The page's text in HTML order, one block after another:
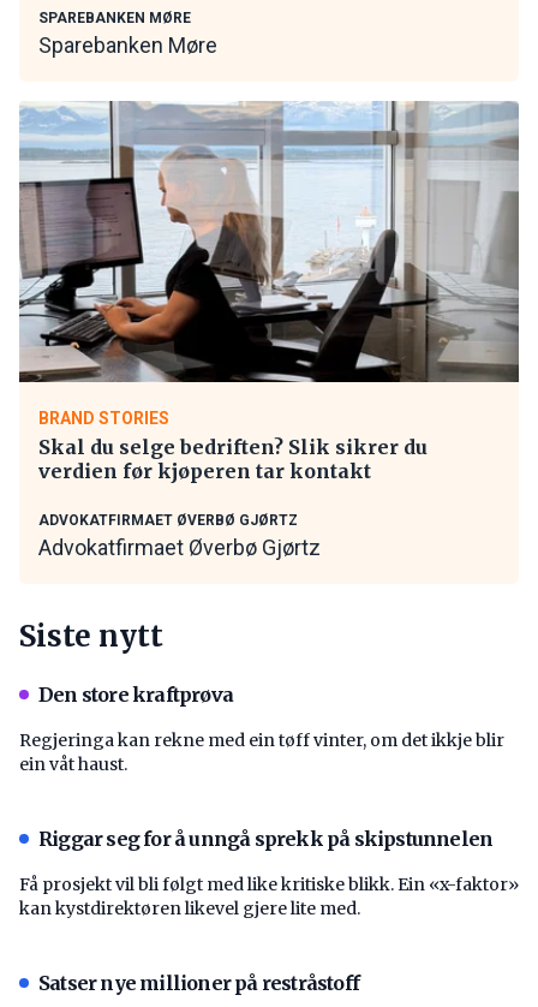
SPAREBANKEN MØRE
Sparebanken Møre
BRAND STORIES
Skal du selge bedriften? Slik sikrer du
verdien før kjøperen tar kontakt
ADVOKATFIRMAET ØVERBØ GJØRTZ
Advokatfirmaet Øverbø Gjørtz
Siste nytt
Den store kraftprøva
Regjeringa kan rekne med ein tøff vinter, om det ikkje blir
ein våt haust.
Riggar seg for å unngå sprekk på skipstunnelen
Få prosjekt vil bli følgt med like kritiske blikk. Ein «x-faktor»
kan kystdirektøren likevel gjere lite med.
Satser nye millioner på restråstoff